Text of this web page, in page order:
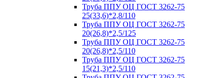
Труба ППУ ОЦ ГОСТ 3262-75
25(33,6)*2,8/110
Труба ППУ ОЦ ГОСТ 3262-75
20(26,8)*2,5/125
Труба ППУ ОЦ ГОСТ 3262-75
20(26,8)*2,5/110
Труба ППУ ОЦ ГОСТ 3262-75
15(21,3)*2,5/110